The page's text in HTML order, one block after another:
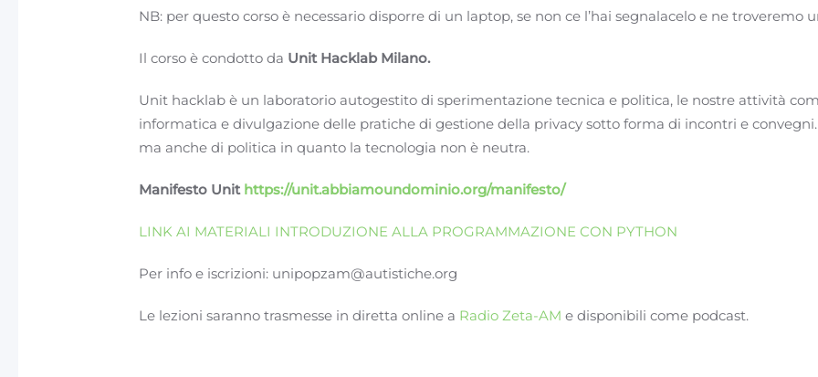
NB: per questo corso è necessario disporre di un laptop, se non ce l’hai segnalacelo e ne troveremo
Il corso è condotto da Unit Hacklab Milano.
Unit hacklab è un laboratorio autogestito di sperimentazione tecnica e politica, le nostre attività
informatica e divulgazione delle pratiche di gestione della privacy sotto forma di incontri e
ma anche di politica in quanto la tecnologia non è neutra.
Manifesto Unit https://unit.abbiamoundominio.org/manifesto/
LINK AI MATERIALI INTRODUZIONE ALLA PROGRAMMAZIONE CON PYTHON
Per info e iscrizioni: unipopzam@autistiche.org
Le lezioni saranno trasmesse in diretta online a Radio Zeta-AM e disponibili come podcast.